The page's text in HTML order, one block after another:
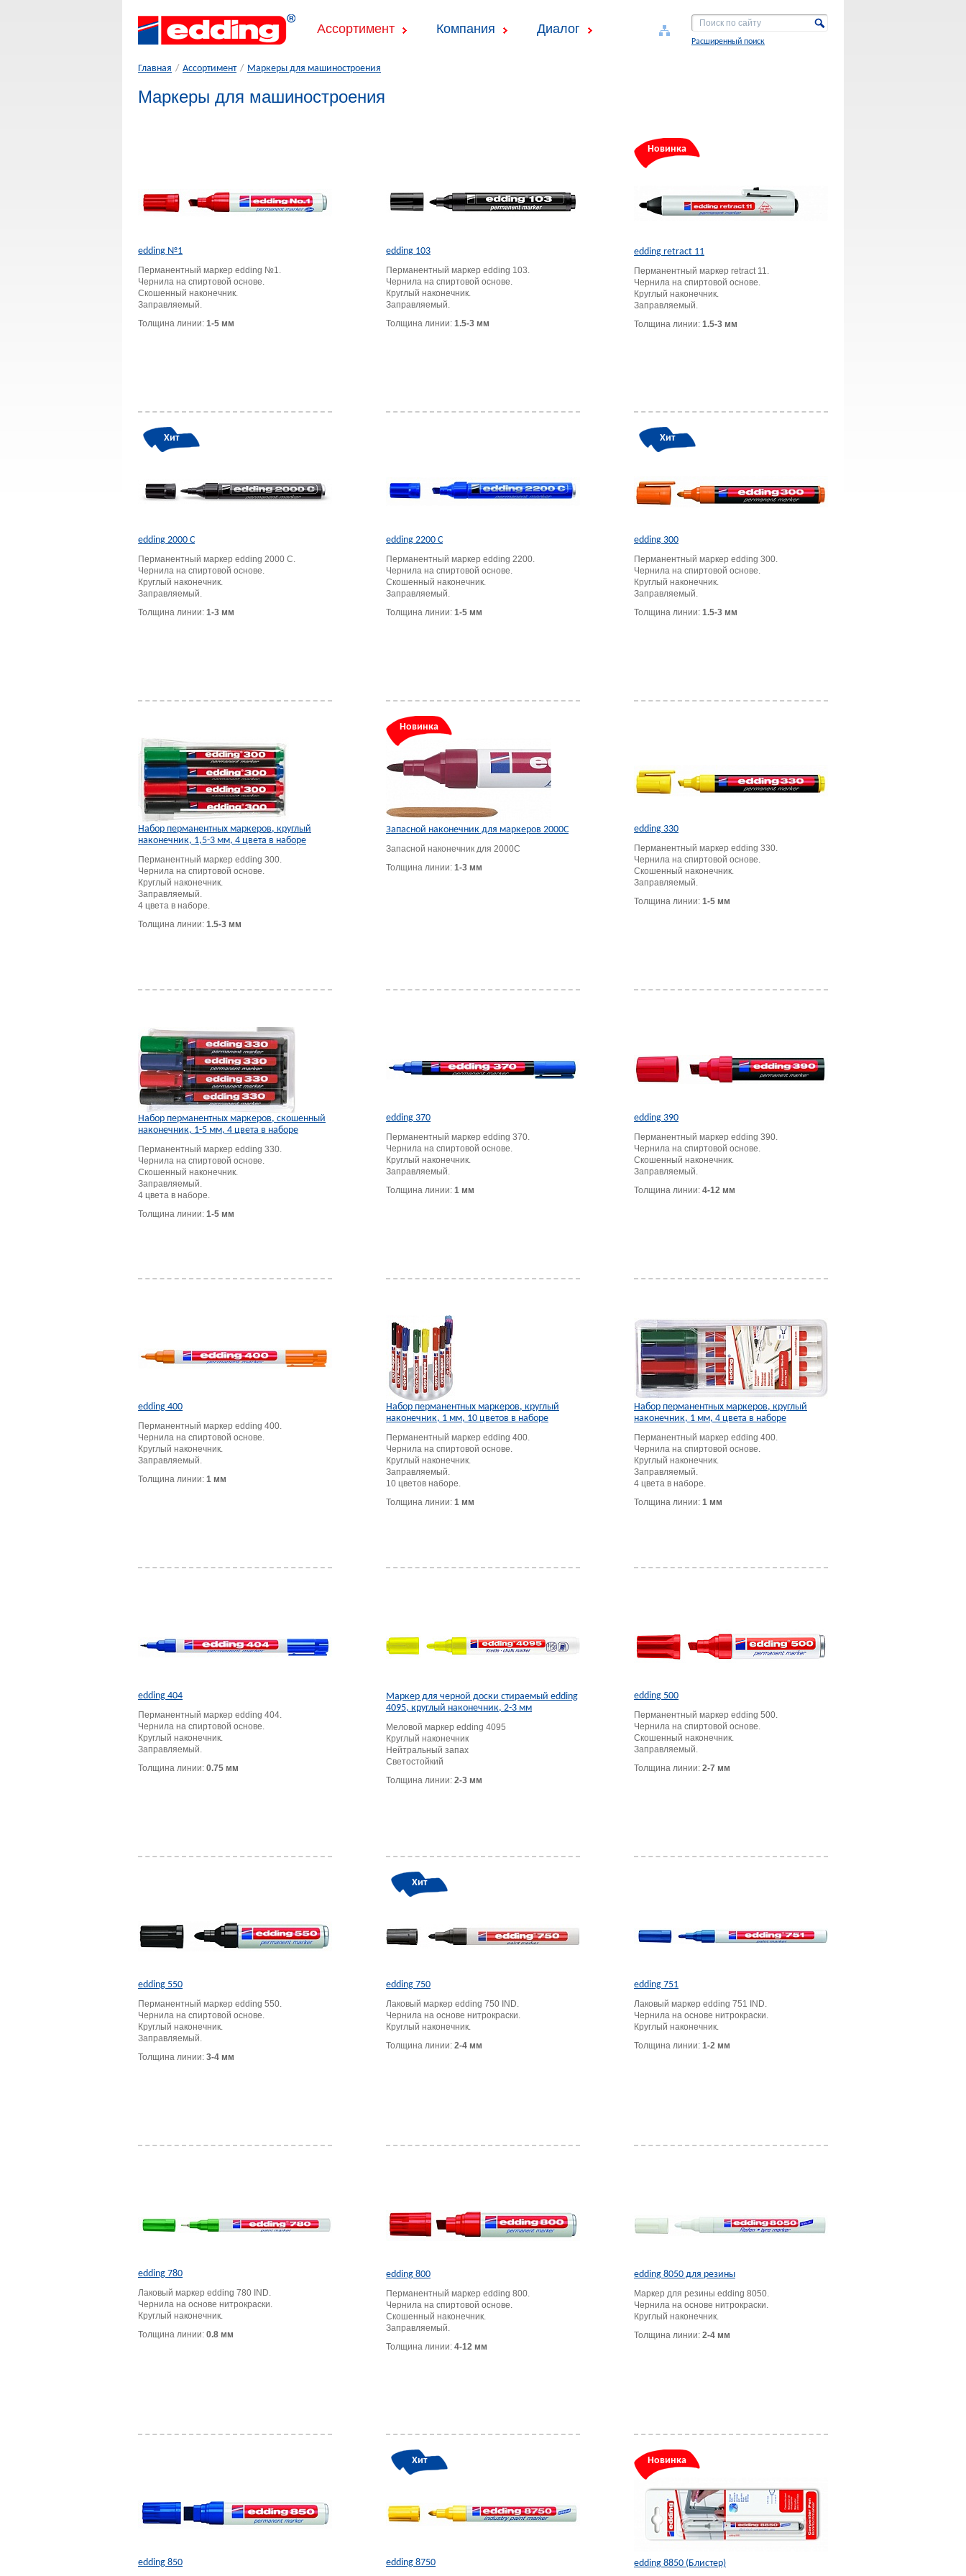
Ассортимент Компания Диалог
Расширенный поиск
Главная / Ассортимент / Маркеры для машиностроения
Маркеры для машиностроения
edding №1
Перманентный маркер edding №1.
Чернила на спиртовой основе.
Скошенный наконечник.
Заправляемый.
Толщина линии: 1-5 мм
edding 103
Перманентный маркер edding 103.
Чернила на спиртовой основе.
Круглый наконечник.
Заправляемый.
Толщина линии: 1.5-3 мм
Новинка
edding retract 11
Перманентный маркер retract 11.
Чернила на спиртовой основе.
Круглый наконечник.
Заправляемый.
Толщина линии: 1.5-3 мм
Хит
edding 2000 C
Перманентный маркер edding 2000 С.
Чернила на спиртовой основе.
Круглый наконечник.
Заправляемый.
Толщина линии: 1-3 мм
edding 2200 C
Перманентный маркер edding 2200.
Чернила на спиртовой основе.
Скошенный наконечник.
Заправляемый.
Толщина линии: 1-5 мм
Хит
edding 300
Перманентный маркер edding 300.
Чернила на спиртовой основе.
Круглый наконечник.
Заправляемый.
Толщина линии: 1.5-3 мм
Набор перманентных маркеров, круглый
наконечник, 1,5-3 мм, 4 цвета в наборе
Перманентный маркер edding 300.
Чернила на спиртовой основе.
Круглый наконечник.
Заправляемый.
4 цвета в наборе.
Толщина линии: 1.5-3 мм
Новинка
Запасной наконечник для маркеров 2000C
Запасной наконечник для 2000C
Толщина линии: 1-3 мм
edding 330
Перманентный маркер edding 330.
Чернила на спиртовой основе.
Скошенный наконечник.
Заправляемый.
Толщина линии: 1-5 мм
Набор перманентных маркеров, скошенный
наконечник, 1-5 мм, 4 цвета в наборе
Перманентный маркер edding 330.
Чернила на спиртовой основе.
Скошенный наконечник.
Заправляемый.
4 цвета в наборе.
Толщина линии: 1-5 мм
edding 370
Перманентный маркер edding 370.
Чернила на спиртовой основе.
Круглый наконечник.
Заправляемый.
Толщина линии: 1 мм
edding 390
Перманентный маркер edding 390.
Чернила на спиртовой основе.
Скошенный наконечник.
Заправляемый.
Толщина линии: 4-12 мм
edding 400
Перманентный маркер edding 400.
Чернила на спиртовой основе.
Круглый наконечник.
Заправляемый.
Толщина линии: 1 мм
Набор перманентных маркеров, круглый
наконечник, 1 мм, 10 цветов в наборе
Перманентный маркер edding 400.
Чернила на спиртовой основе.
Круглый наконечник.
Заправляемый.
10 цветов наборе.
Толщина линии: 1 мм
Набор перманентных маркеров, круглый
наконечник, 1 мм, 4 цвета в наборе
Перманентный маркер edding 400.
Чернила на спиртовой основе.
Круглый наконечник.
Заправляемый.
4 цвета в наборе.
Толщина линии: 1 мм
edding 404
Перманентный маркер edding 404.
Чернила на спиртовой основе.
Круглый наконечник.
Заправляемый.
Толщина линии: 0.75 мм
Маркер для черной доски стираемый edding
4095, круглый наконечник, 2-3 мм
Меловой маркер edding 4095
Круглый наконечник
Нейтральный запах
Светостойкий
Толщина линии: 2-3 мм
edding 500
Перманентный маркер edding 500.
Чернила на спиртовой основе.
Скошенный наконечник.
Заправляемый.
Толщина линии: 2-7 мм
edding 550
Перманентный маркер edding 550.
Чернила на спиртовой основе.
Круглый наконечник.
Заправляемый.
Толщина линии: 3-4 мм
Хит
edding 750
Лаковый маркер edding 750 IND.
Чернила на основе нитрокраски.
Круглый наконечник.
Толщина линии: 2-4 мм
edding 751
Лаковый маркер edding 751 IND.
Чернила на основе нитрокраски.
Круглый наконечник.
Толщина линии: 1-2 мм
edding 780
Лаковый маркер edding 780 IND.
Чернила на основе нитрокраски.
Круглый наконечник.
Толщина линии: 0.8 мм
edding 800
Перманентный маркер edding 800.
Чернила на спиртовой основе.
Скошенный наконечник.
Заправляемый.
Толщина линии: 4-12 мм
edding 8050 для резины
Маркер для резины edding 8050.
Чернила на основе нитрокраски.
Круглый наконечник.
Толщина линии: 2-4 мм
edding 850
Хит
edding 8750
Новинка
edding 8850 (Блистер)